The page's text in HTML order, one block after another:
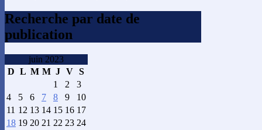
Recherche par date de
publication
juin 2023
D L M M J V S
1
2
3
4
5 6 7 8 9
10
11 12 13 14 15 16 17
18 19 20 21 22 23 24